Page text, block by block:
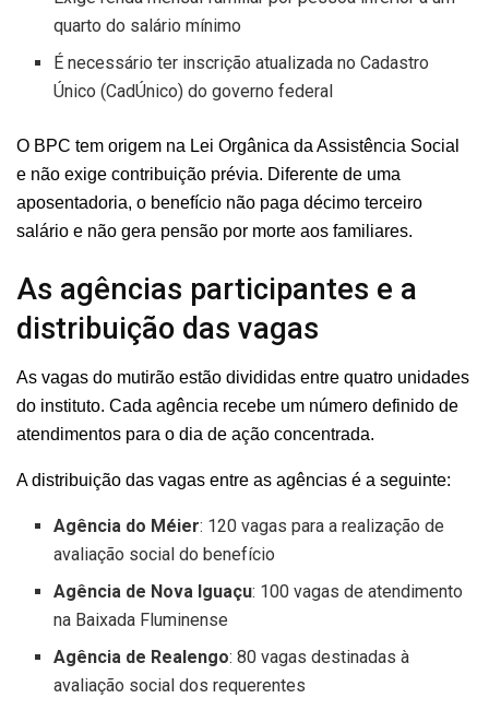
quarto do salário mínimo
É necessário ter inscrição atualizada no Cadastro
Único (CadÚnico) do governo federal
O BPC tem origem na Lei Orgânica da Assistência Social
e não exige contribuição prévia. Diferente de uma
aposentadoria, o benefício não paga décimo terceiro
salário e não gera pensão por morte aos familiares.
As agências participantes e a
distribuição das vagas
As vagas do mutirão estão divididas entre quatro unidades
do instituto. Cada agência recebe um número definido de
atendimentos para o dia de ação concentrada.
A distribuição das vagas entre as agências é a seguinte:
Agência do Méier: 120 vagas para a realização de
avaliação social do benefício
Agência de Nova Iguaçu: 100 vagas de atendimento
na Baixada Fluminense
Agência de Realengo: 80 vagas destinadas à
avaliação social dos requerentes